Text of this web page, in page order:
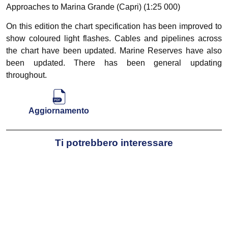
Approaches to Marina Grande (Capri) (1:25 000)
On this edition the chart specification has been improved to
show coloured light flashes. Cables and pipelines across
the chart have been updated. Marine Reserves have also
been updated. There has been general updating
throughout.
Aggiornamento
Ti potrebbero interessare